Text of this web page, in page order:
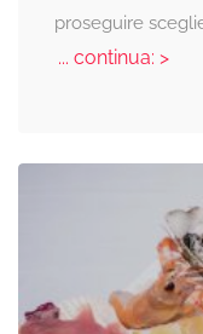
proseguire
... continua: >